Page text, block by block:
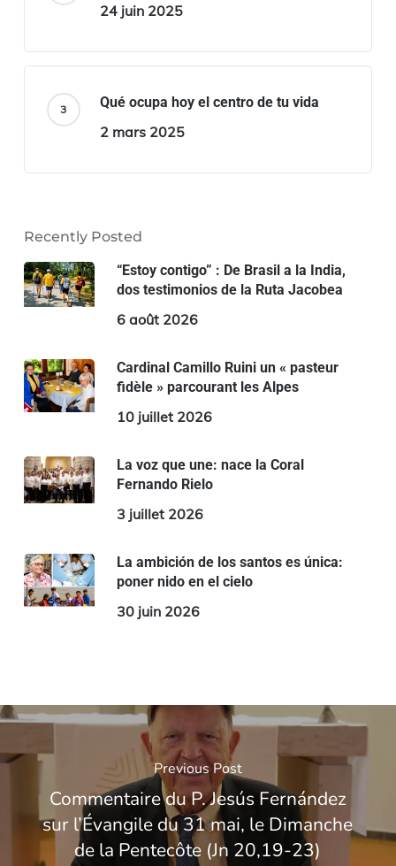
24 juin 2025
Qué ocupa hoy el centro de tu vida
2 mars 2025
Recently Posted
“Estoy contigo” : De Brasil a la India,
dos testimonios de la Ruta Jacobea
6 août 2026
Cardinal Camillo Ruini un « pasteur
fidèle » parcourant les Alpes
10 juillet 2026
La voz que une: nace la Coral
Fernando Rielo
3 juillet 2026
La ambición de los santos es única:
poner nido en el cielo
30 juin 2026
Previous Post
Commentaire du P. Jesús Fernández
sur l’Évangile du 31 mai, le Dimanche
de la Pentecôte (Jn 20,19-23)